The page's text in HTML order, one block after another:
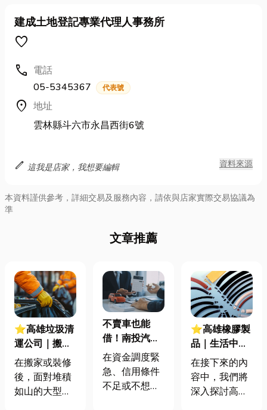
建成土地登記專業代理人事務所
favorite
call 電話
05-5345367
代表號
location_on 地址
雲林縣斗六市永昌西街6號
edit 這我是店家，我想要編輯 資料來源
本資料謹供參考，詳細交易及服務內容，請依與店家實際交易協議為
準
文章推薦
⭐高雄垃圾清
運公司｜搬
家、裝潢後垃
圾堆成山怎麼
辦？垃圾清運
在搬家或裝修
後，面對堆積
如山的大型廢
不賣車也能
借！南投汽車
機車借款 5大
重點一次搞懂
在資金調度緊
急、信用條件
不足或不想向
⭐高雄橡膠製
品｜生活中的
百變王，你認
識它嗎？不只
Q彈，更是產
在接下來的內
容中，我們將
深入探討高雄